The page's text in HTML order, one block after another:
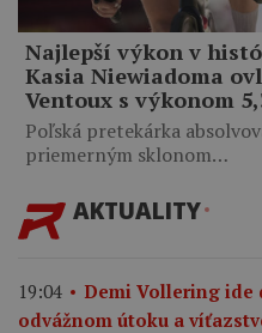
Najlepší výkon v
Kasia Niewiadoma
Ventoux s výkonom
Poľská pretekárka
priemerným sklonom…
AKTUALITY
19:04
Demi Vollering ide
odvážnom útoku a